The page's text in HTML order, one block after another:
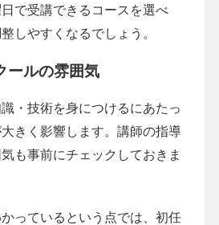
で受講できるコースを選べ
しやすくなるでしょう。
ールの雰囲気
・技術を身につけるにあたっ
きく影響します。講師の指導
も事前にチェックしておきま
っているという点では、初任